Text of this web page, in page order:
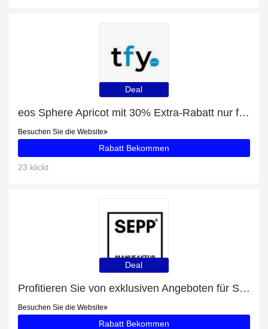
Deal
eos Sphere Apricot mit 30% Extra-Rabatt nur für begrenzte Zeit
Besuchen Sie die Website
Rabatt Bekommen
23 klickt
Deal
Profitieren Sie von exklusiven Angeboten für SEPP' Degustationspaket 'geräuchert' + 30% Rabatt auf Newsletter-Abonnements
Besuchen Sie die Website
Rabatt Bekommen